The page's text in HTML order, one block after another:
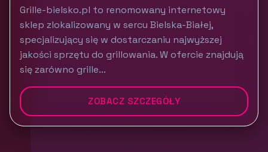
Grille-bielsko.pl to renomowany internetowy
sklep zlokalizowany w sercu Bielska-Białej,
specjalizujący się w dostarczaniu najwyższej
jakości sprzętu do grillowania. W ofercie znajdują
się zarówno grille...
ZOBACZ SZCZEGÓŁY